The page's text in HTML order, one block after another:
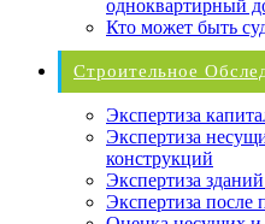
одноквартирный
Кто может быть
Строительное
Экспертиза
Экспертиза
конструкций
Экспертиза
Экспертиза после